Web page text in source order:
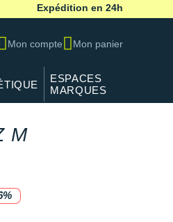
Expédition en 24h
Mon compte Mon panier
ESPACES
MARQUES
M